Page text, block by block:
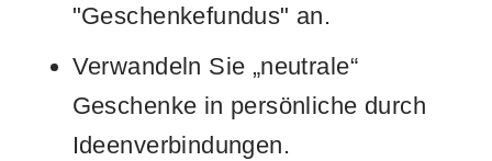
"Geschenkefundus" an.
Verwandeln Sie „neutrale“
Geschenke in persönliche durch
Ideenverbindungen.